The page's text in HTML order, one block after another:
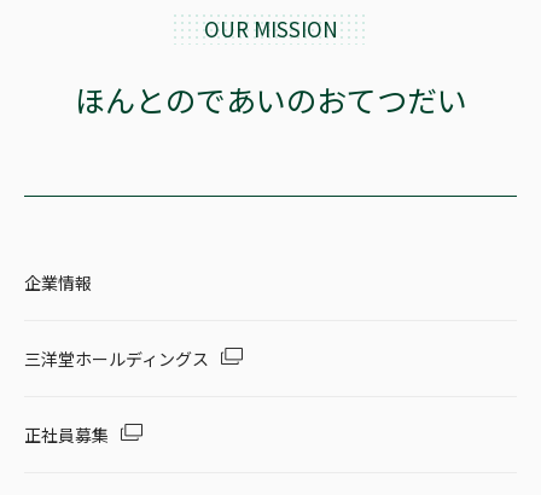
OUR MISSION
ほんとのであいのおてつだい
企業情報
三洋堂ホールディングス
正社員募集